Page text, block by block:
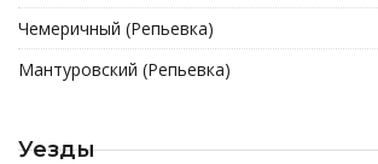
Чемеричный (Репьевка)
Мантуровский (Репьевка)
Уезды